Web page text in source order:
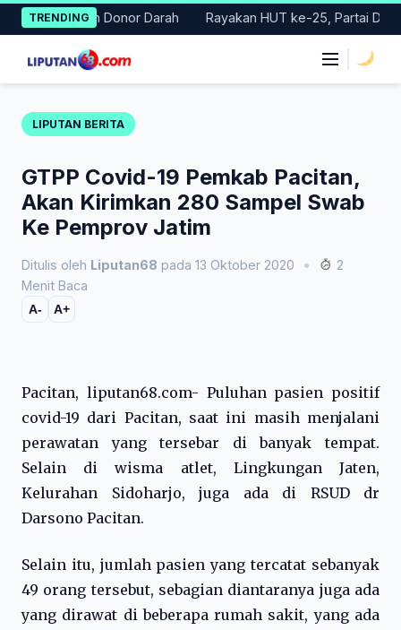
Skip
to
content
TRENDING
Donor Darah Rayakan HUT ke-25, Partai Demokrat
LIPUTAN BERITA
GTPP Covid-19 Pemkab Pacitan,
Akan Kirimkan 280 Sampel Swab
Ke Pemprov Jatim
Ditulis oleh Liputan68 pada 13 Oktober 2020 •
2
Menit Baca
A- A+
Pacitan, liputan68.com- Puluhan pasien positif
covid-19 dari Pacitan, saat ini masih menjalani
perawatan yang tersebar di banyak tempat.
Selain di wisma atlet, Lingkungan Jaten,
Kelurahan Sidoharjo, juga ada di RSUD dr
Darsono Pacitan.
Selain itu, jumlah pasien yang tercatat sebanyak
49 orang tersebut, sebagian diantaranya juga ada
yang dirawat di beberapa rumah sakit, yang ada